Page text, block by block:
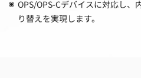
OPS/OPS-Cデバイスに対応し、
り替えを実現します。